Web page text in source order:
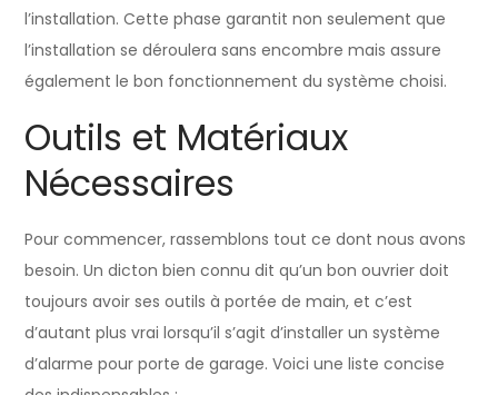
l’installation. Cette phase garantit non seulement que
l’installation se déroulera sans encombre mais assure
également le bon fonctionnement du système choisi.
Outils et Matériaux
Nécessaires
Pour commencer, rassemblons tout ce dont nous avons
besoin. Un dicton bien connu dit qu’un bon ouvrier doit
toujours avoir ses outils à portée de main, et c’est
d’autant plus vrai lorsqu’il s’agit d’installer un système
d’alarme pour porte de garage. Voici une liste concise